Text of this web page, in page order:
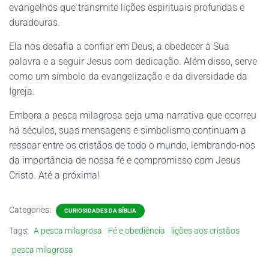
evangelhos que transmite lições espirituais profundas e
duradouras.
Ela nos desafia a confiar em Deus, a obedecer à Sua
palavra e a seguir Jesus com dedicação. Além disso, serve
como um símbolo da evangelização e da diversidade da
Igreja.
Embora a pesca milagrosa seja uma narrativa que ocorreu
há séculos, suas mensagens e simbolismo continuam a
ressoar entre os cristãos de todo o mundo, lembrando-nos
da importância de nossa fé e compromisso com Jesus
Cristo. Até a próxima!
Categories: CURIOSIDADES DA BÍBLIA
Tags: A pesca milagrosa Fé e obediência
lições aos cristãos
pesca milagrosa